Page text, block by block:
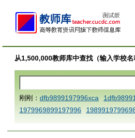
从1,500,000教师库中查找（输入学校名
刚刚： dfb9899197996xca
1979969899197996
AAABBBCCCdefine blablaenddefine